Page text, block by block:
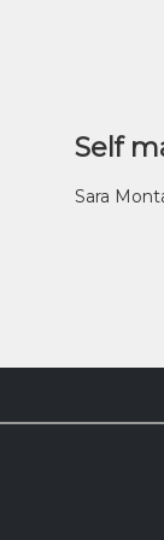
Self
Sara